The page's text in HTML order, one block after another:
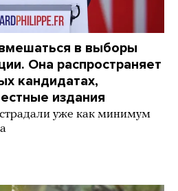
в выборы
Она распространяет
кандидатах,
издания
уже как минимум